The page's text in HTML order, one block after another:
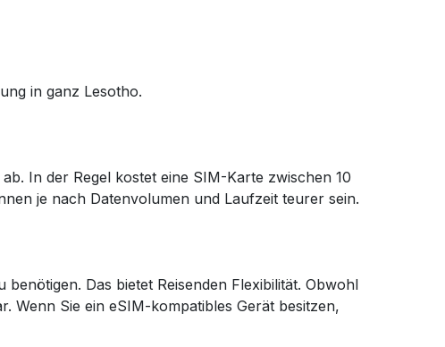
in ganz Lesotho.
In der Regel kostet eine SIM-Karte zwischen 10
je nach Datenvolumen und Laufzeit teurer sein.
Das bietet Reisenden Flexibilität. Obwohl
Wenn Sie ein eSIM-kompatibles Gerät besitzen,